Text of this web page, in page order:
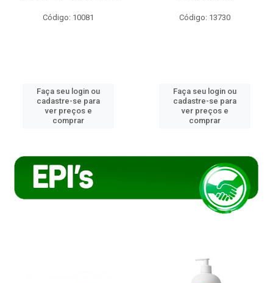
Código: 10081
Faça seu login ou
cadastre-se para
ver preços e
comprar
Código: 13730
Faça seu login ou
cadastre-se para
ver preços e
comprar